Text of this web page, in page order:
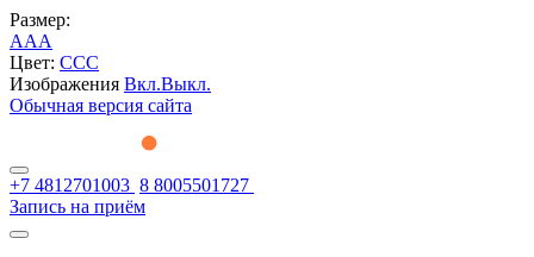
Размер:
AAA
Цвет: CCC
Изображения Вкл.Выкл.
Обычная версия сайта
+7 4812701003 8 8005501727
Запись на приём